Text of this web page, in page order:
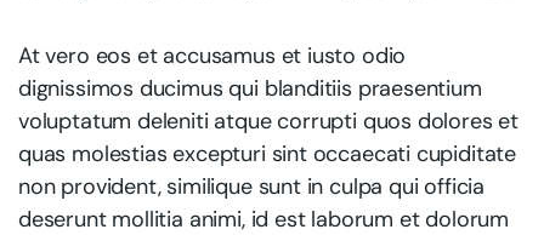
At vero eos et accusamus et iusto odio
dignissimos ducimus qui blanditiis praesentium
voluptatum deleniti atque corrupti quos dolores et
quas molestias excepturi sint occaecati cupiditate
non provident, similique sunt in culpa qui officia
deserunt mollitia animi, id est laborum et dolorum